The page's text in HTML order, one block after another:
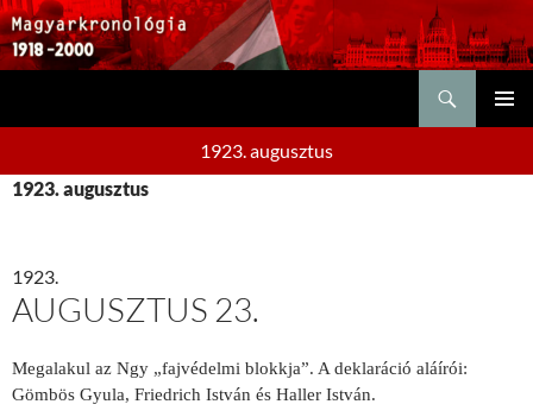
1923. augusztus
1923. augusztus
1923.
AUGUSZTUS 23.
Megalakul az Ngy „fajvédelmi blokkja”. A deklaráció aláírói:
Gömbös Gyula, Friedrich Ist­ván és Haller István.